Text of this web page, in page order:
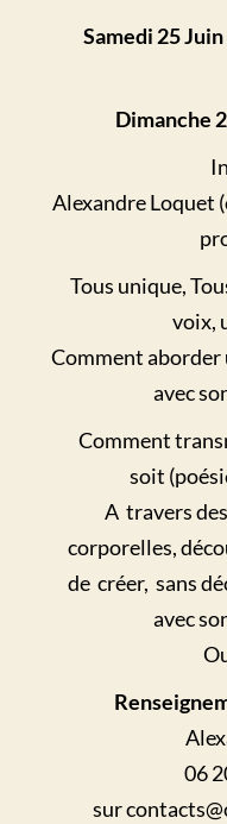
Samedi 25 Juin
Dimanche
Alexandre Loquet
Tous unique,
voix,
Comment aborder
avec
Comment
soit
A travers
corporelles,
de créer, sans
avec
06
sur